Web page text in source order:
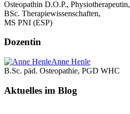
Osteopathin D.O.P., Physiotherapeutin,
BSc. Therapiewissenschaften,
MS PNI (ESP)
Dozentin
Anne Henle
B.Sc. päd. Osteopathie, PGD WHC
Aktuelles im Blog